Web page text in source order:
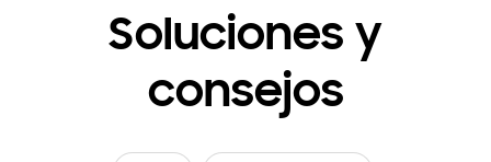
Soluciones y
consejos